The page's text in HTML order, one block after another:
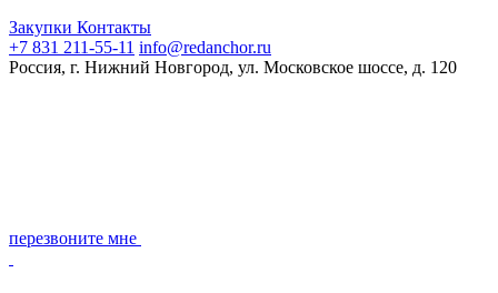
Закупки Контакты
+7 831 211-55-11 info@redanchor.ru
Россия, г. Нижний Новгород, ул. Московское шоссе, д. 120
перезвоните мне